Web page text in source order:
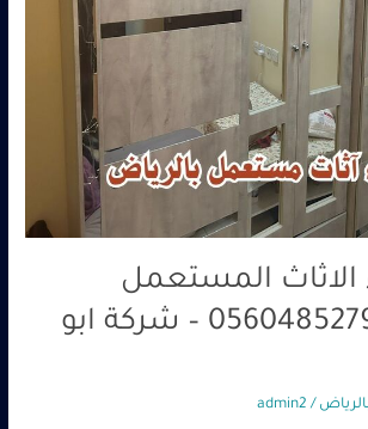
الاثاث المستعمل
بالرياض – 0560485279 – شركة ابو
/
admin2